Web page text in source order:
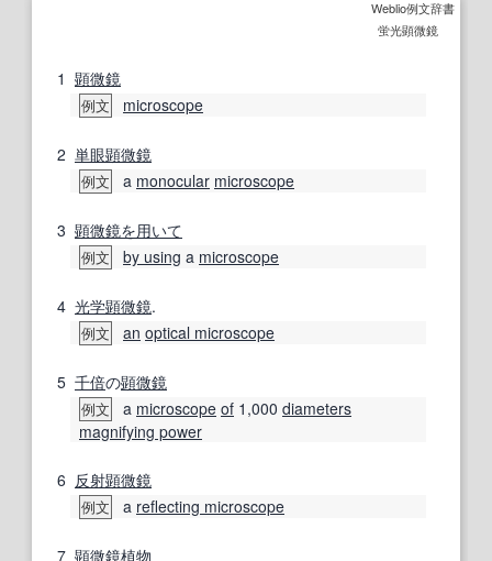
Weblio例文辞書
蛍光顕微鏡
1 顕微鏡
例文 microscope
2 単眼顕微鏡
例文 a monocular microscope
3 顕微鏡を用いて
例文 by using a microscope
4 光学顕微鏡.
例文 an optical microscope
5 千倍の顕微鏡
例文 a microscope of 1,000 diameters
magnifying power
6 反射顕微鏡
例文 a reflecting microscope
7 顕微鏡植物